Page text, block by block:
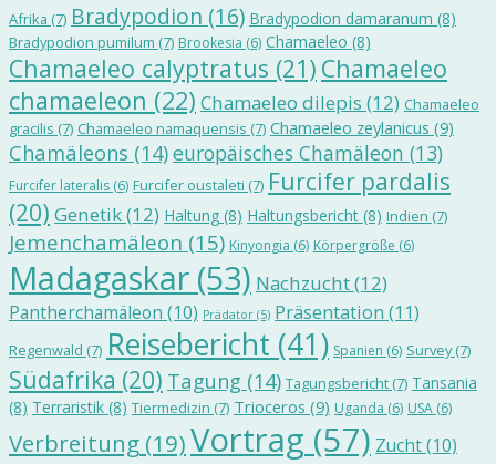
Afrika (7) Bradypodion (16) Bradypodion damaranum (8)
Bradypodion pumilum (7) Brookesia (6) Chamaeleo (8)
Chamaeleo calyptratus (21) Chamaeleo
chamaeleon (22) Chamaeleo dilepis (12) Chamaeleo
gracilis (7) Chamaeleo namaquensis (7) Chamaeleo zeylanicus (9)
Chamäleons (14)europäisches Chamäleon (13)
Furcifer lateralis (6) Furcifer oustaleti (7) Furcifer pardalis
(20) Genetik(12) Haltung (8) Haltungsbericht (8) Indien (7)
Jemenchamäleon (15) Kinyongia (6) Körpergröße (6)
Madagaskar (53) Nachzucht(12)
Pantherchamäleon (10) Prädator (5) Präsentation (11)
Regenwald (7) Reisebericht (41) Spanien (6) Survey(7)
Südafrika (20) Tagung (14) Tagungsbericht (7) Tansania
(8) Terraristik (8) Tiermedizin (7) Trioceros (9) Uganda (6) USA (6)
Verbreitung (19)Vortrag (57) Zucht(10)